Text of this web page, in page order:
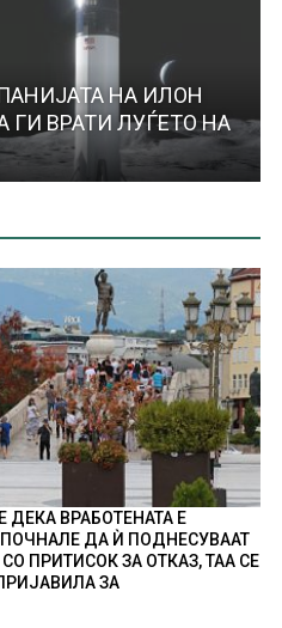
НА ИЛОН
ГИ ВРАТИ ЛУЃЕТО НА
ВРАБОТЕНАТА Е
ДА Ѝ ПОДНЕСУВААТ
ПРИТИСОК ЗА ОТКАЗ, ТАА СЕ
ЗА